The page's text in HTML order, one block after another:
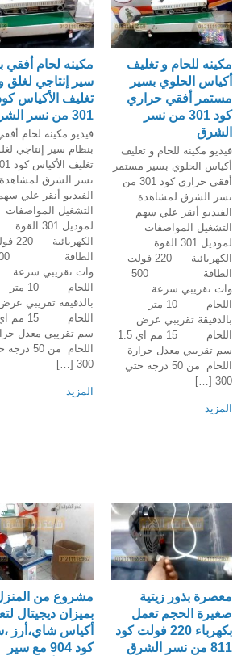
مكينه لحام أفقي
سير إنتاجي لغلق
تغليف الأكياس
301 من نسر الشرق
فيديو مكينه لحام
بنظام سير إنتاجي
نسر الشرق لمشاهدة
الفيديو أنقر علي
التشغيل المواصفات
لموديل 301 القوة
وات تقريبي سرعة
اللحام 10 متر
بالدقيقة تقريبي
سم تقريبي معدل
اللحام من 50
300 […]
المزيد
مكينه للحام و تغليف
أكياس الحلوي بسير
مستمر أفقي حراري
كود 301 من نسر
الشرق
فيديو مكينه للحام و تغليف
أكياس الحلوي بسير مستمر
أفقي حراري كود 301 من
نسر الشرق لمشاهدة
الفيديو أنقر علي سهم
التشغيل المواصفات
لموديل 301 القوة
الكهربائية 220 فولت
الطاقة 500
وات تقريبي سرعة
اللحام 10 متر
بالدقيقة تقريبي عرض
اللحام 15 مم اي 1.5
سم تقريبي معدل حرارة
اللحام من 50 درجة حتي
300 […]
المزيد
مشروع من
بميزان ديجيتال
أكياس شاي،أرز
كود 904 مع سير
معصرة بذور زيتية
صغيرة الحجم تعمل
بكهرباء 220 فولت كود
811 من نسر الشرق